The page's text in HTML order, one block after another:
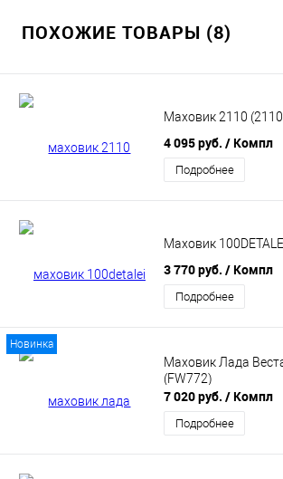
ПОХОЖИЕ ТОВАРЫ (8)
Маховик 2110
4 095 руб. / Компл
Подробнее
Маховик
3 770 руб. / Компл
Подробнее
Новинка
Маховик Лада
(FW772)
7 020 руб. / Компл
Подробнее